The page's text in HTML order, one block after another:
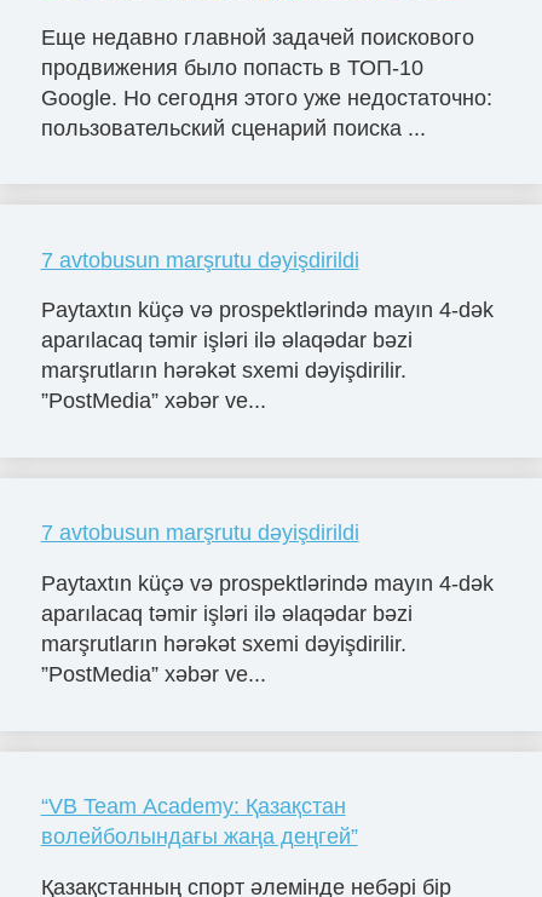
Еще недавно главной задачей поискового
продвижения было попасть в ТОП-10
Google. Но сегодня этого уже недостаточно:
пользовательский сценарий поиска ...
7 avtobusun marşrutu dəyişdirildi
Paytaxtın küçə və prospektlərində mayın 4-dək
aparılacaq təmir işləri ilə əlaqədar bəzi
marşrutların hərəkət sxemi dəyişdirilir.
”PostMedia” xəbər ve...
7 avtobusun marşrutu dəyişdirildi
Paytaxtın küçə və prospektlərində mayın 4-dək
aparılacaq təmir işləri ilə əlaqədar bəzi
marşrutların hərəkət sxemi dəyişdirilir.
”PostMedia” xəbər ve...
“VB Team Academy: Қазақстан
волейболындағы жаңа деңгей”
Қазақстанның спорт әлемінде небәрі бір